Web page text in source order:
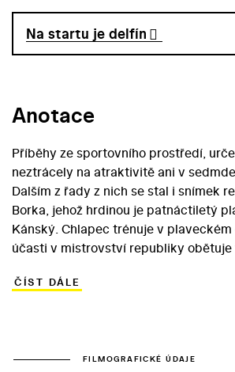
Na startu je delfín
Anotace
Příběhy ze sportovního prostředí,
neztrácely na atraktivitě ani v
Dalším z řady z nich se stal i snímek
Borka, jehož hrdinou je patnáctiletý
Kánský. Chlapec trénuje v
účasti v mistrovství republiky obětuje
se plavání nechat. Úspěch je totiž pro
hlavní roli objevil neherec Miroslav
ČÍST DÁLE
FILMOGRAFICKÉ ÚDAJE